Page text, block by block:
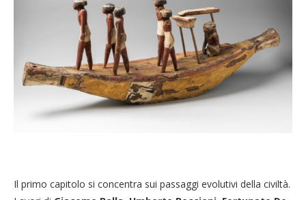
Il primo capitolo si concentra sui passaggi evolutivi della civiltà.